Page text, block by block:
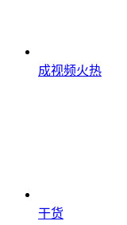
成视频火热
干货